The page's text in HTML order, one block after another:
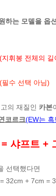
하는 모델을 옵
(지휘봉 전체의
(필수 선택 아님)
의 재질인 카본
코르크(EW는 흑
샤프트 +
선택했다면
= 32cm + 7cm =